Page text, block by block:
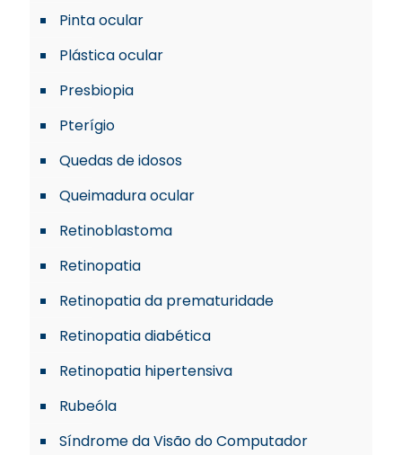
Pinta ocular
Plástica ocular
Presbiopia
Pterígio
Quedas de idosos
Queimadura ocular
Retinoblastoma
Retinopatia
Retinopatia da prematuridade
Retinopatia diabética
Retinopatia hipertensiva
Rubeóla
Síndrome da Visão do Computador